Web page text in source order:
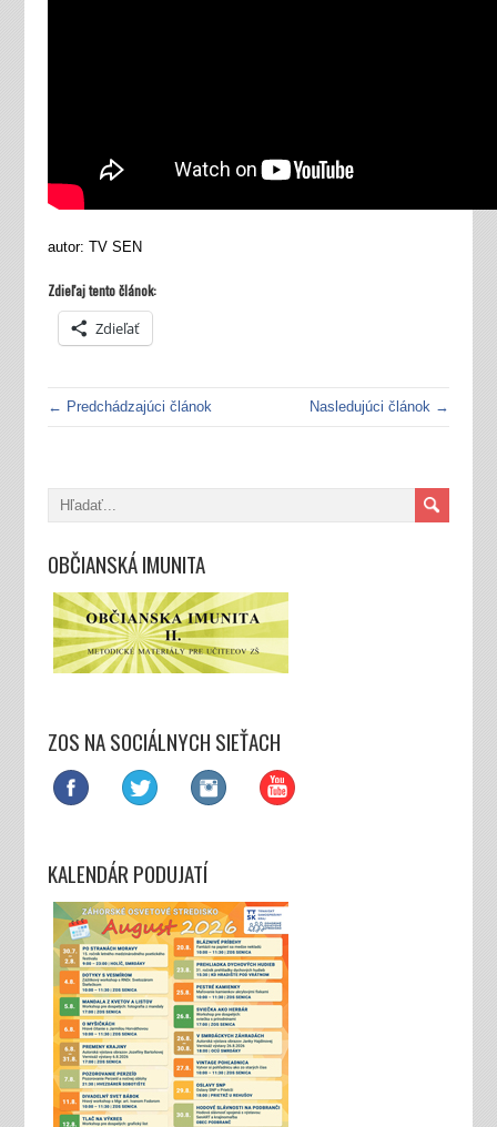
autor: TV SEN
Zdieľaj tento článok:
Zdieľať
← Predchádzajúci článok Nasledujúci článok →
OBČIANSKÁ IMUNITA
ZOS NA SOCIÁLNYCH SIEŤACH
KALENDÁR PODUJATÍ